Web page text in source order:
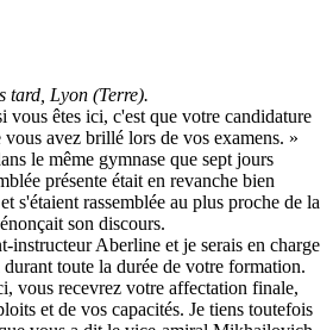
tard, Lyon (Terre).
vous êtes ici, c'est que votre candidature
vous avez brillé lors de vos examens. »
le même gymnase que sept jours
présente était en revanche bien
s'étaient rassemblée au plus proche de la
son discours.
instructeur Aberline et je serais en charge
toute la durée de votre formation.
vous recevrez votre affectation finale,
et de vos capacités. Je tiens toutefois